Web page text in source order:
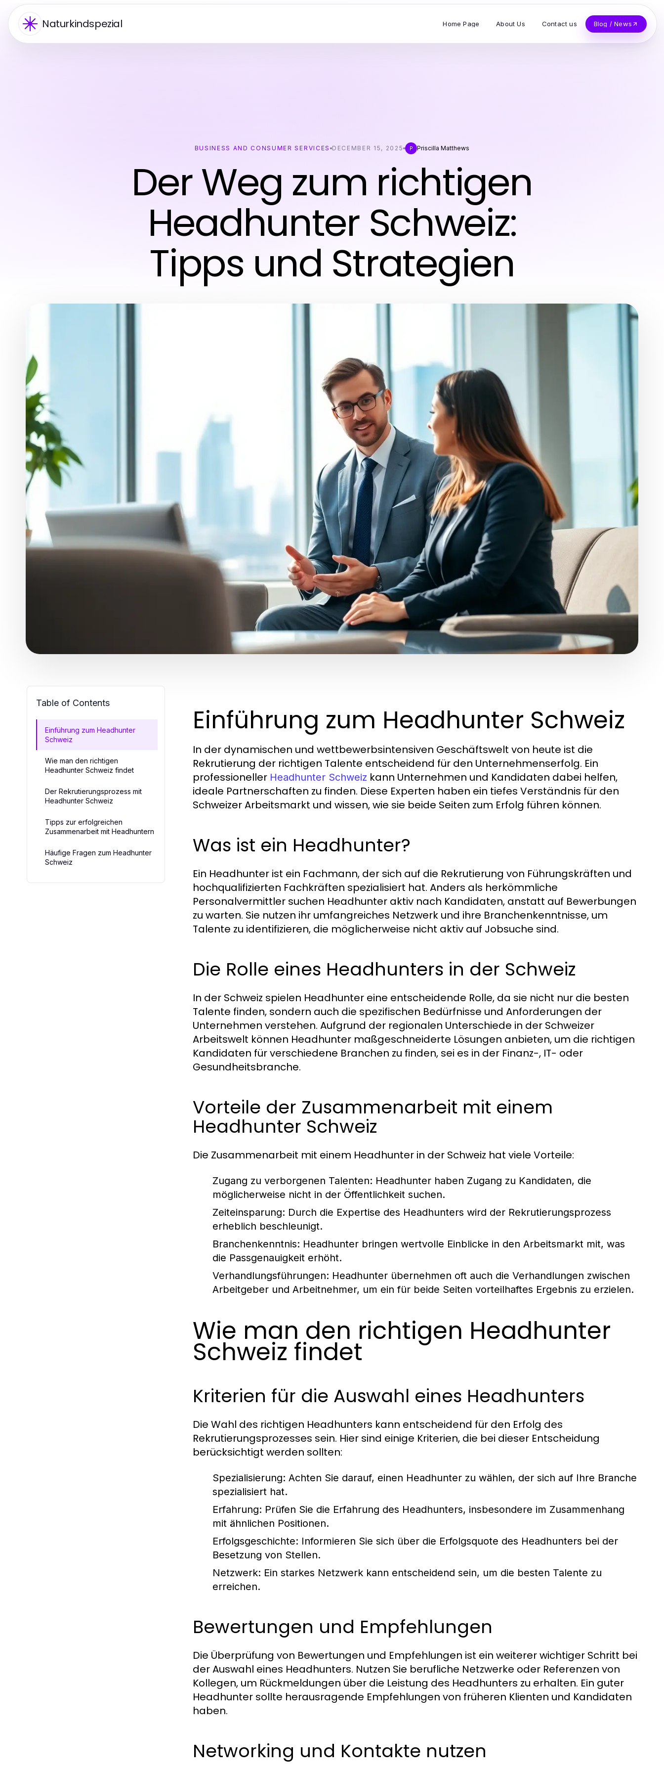
Naturkindspezial Home Page About Us Contact us Blog / News
BUSINESS AND CONSUMER SERVICES DECEMBER 15, 2025 P Priscilla Matthews
Der Weg zum richtigen
Headhunter Schweiz:
Tipps und Strategien
Table of Contents
Einführung zum Headhunter
Schweiz
Wie man den richtigen
Headhunter Schweiz findet
Der Rekrutierungsprozess mit
Headhunter Schweiz
Tipps zur erfolgreichen
Zusammenarbeit mit Headhuntern
Häufige Fragen zum Headhunter
Schweiz
Einführung zum Headhunter Schweiz
In der dynamischen und wettbewerbsintensiven Geschäftswelt von heute ist die
Rekrutierung der richtigen Talente entscheidend für den Unternehmenserfolg. Ein
professioneller Headhunter Schweiz kann Unternehmen und Kandidaten dabei helfen,
ideale Partnerschaften zu finden. Diese Experten haben ein tiefes Verständnis für den
Schweizer Arbeitsmarkt und wissen, wie sie beide Seiten zum Erfolg führen können.
Was ist ein Headhunter?
Ein Headhunter ist ein Fachmann, der sich auf die Rekrutierung von Führungskräften und
hochqualifizierten Fachkräften spezialisiert hat. Anders als herkömmliche
Personalvermittler suchen Headhunter aktiv nach Kandidaten, anstatt auf Bewerbungen
zu warten. Sie nutzen ihr umfangreiches Netzwerk und ihre Branchenkenntnisse, um
Talente zu identifizieren, die möglicherweise nicht aktiv auf Jobsuche sind.
Die Rolle eines Headhunters in der Schweiz
In der Schweiz spielen Headhunter eine entscheidende Rolle, da sie nicht nur die besten
Talente finden, sondern auch die spezifischen Bedürfnisse und Anforderungen der
Unternehmen verstehen. Aufgrund der regionalen Unterschiede in der Schweizer
Arbeitswelt können Headhunter maßgeschneiderte Lösungen anbieten, um die richtigen
Kandidaten für verschiedene Branchen zu finden, sei es in der Finanz-, IT- oder
Gesundheitsbranche.
Vorteile der Zusammenarbeit mit einem
Headhunter Schweiz
Die Zusammenarbeit mit einem Headhunter in der Schweiz hat viele Vorteile:
Zugang zu verborgenen Talenten: Headhunter haben Zugang zu Kandidaten, die
möglicherweise nicht in der Öffentlichkeit suchen.
Zeiteinsparung: Durch die Expertise des Headhunters wird der Rekrutierungsprozess
erheblich beschleunigt.
Branchenkenntnis: Headhunter bringen wertvolle Einblicke in den Arbeitsmarkt mit, was
die Passgenauigkeit erhöht.
Verhandlungsführungen: Headhunter übernehmen oft auch die Verhandlungen zwischen
Arbeitgeber und Arbeitnehmer, um ein für beide Seiten vorteilhaftes Ergebnis zu erzielen.
Wie man den richtigen Headhunter
Schweiz findet
Kriterien für die Auswahl eines Headhunters
Die Wahl des richtigen Headhunters kann entscheidend für den Erfolg des
Rekrutierungsprozesses sein. Hier sind einige Kriterien, die bei dieser Entscheidung
berücksichtigt werden sollten:
Spezialisierung: Achten Sie darauf, einen Headhunter zu wählen, der sich auf Ihre Branche
spezialisiert hat.
Erfahrung: Prüfen Sie die Erfahrung des Headhunters, insbesondere im Zusammenhang
mit ähnlichen Positionen.
Erfolgsgeschichte: Informieren Sie sich über die Erfolgsquote des Headhunters bei der
Besetzung von Stellen.
Netzwerk: Ein starkes Netzwerk kann entscheidend sein, um die besten Talente zu
erreichen.
Bewertungen und Empfehlungen
Die Überprüfung von Bewertungen und Empfehlungen ist ein weiterer wichtiger Schritt bei
der Auswahl eines Headhunters. Nutzen Sie berufliche Netzwerke oder Referenzen von
Kollegen, um Rückmeldungen über die Leistung des Headhunters zu erhalten. Ein guter
Headhunter sollte herausragende Empfehlungen von früheren Klienten und Kandidaten
haben.
Networking und Kontakte nutzen